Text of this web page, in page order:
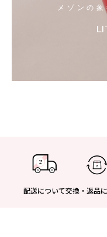
メゾンの
配送について交換・返品